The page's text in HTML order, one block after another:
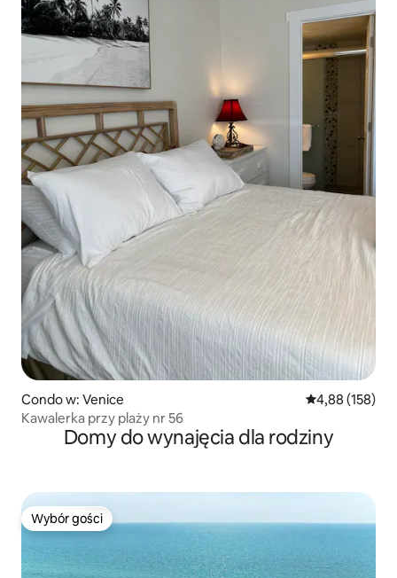
Condo w: Venice Średnia
4,88 (158)
Kawalerka przy plaży nr 56
Domy do wynajęcia dla rodziny
Wybór gości
Wybór gości